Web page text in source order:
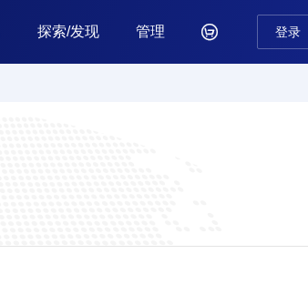
探索/发现 管理  登录